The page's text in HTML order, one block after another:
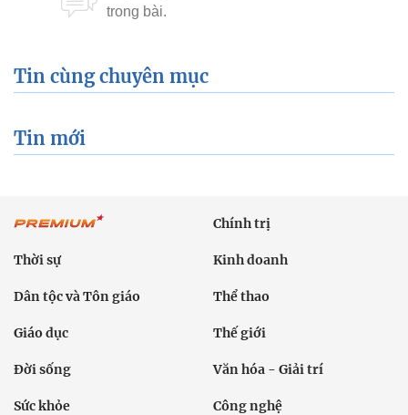
Tin cùng chuyên mục
Tin mới
Chính trị
Thời sự Kinh doanh
Dân tộc và Tôn giáo Thể thao
Giáo dục Thế giới
Đời sống Văn hóa - Giải trí
Sức khỏe Công nghệ